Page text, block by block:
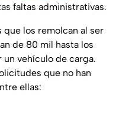
faltas administrativas.
que los remolcan al ser
de 80 mil hasta los
vehículo de carga.
que no han
ellas: